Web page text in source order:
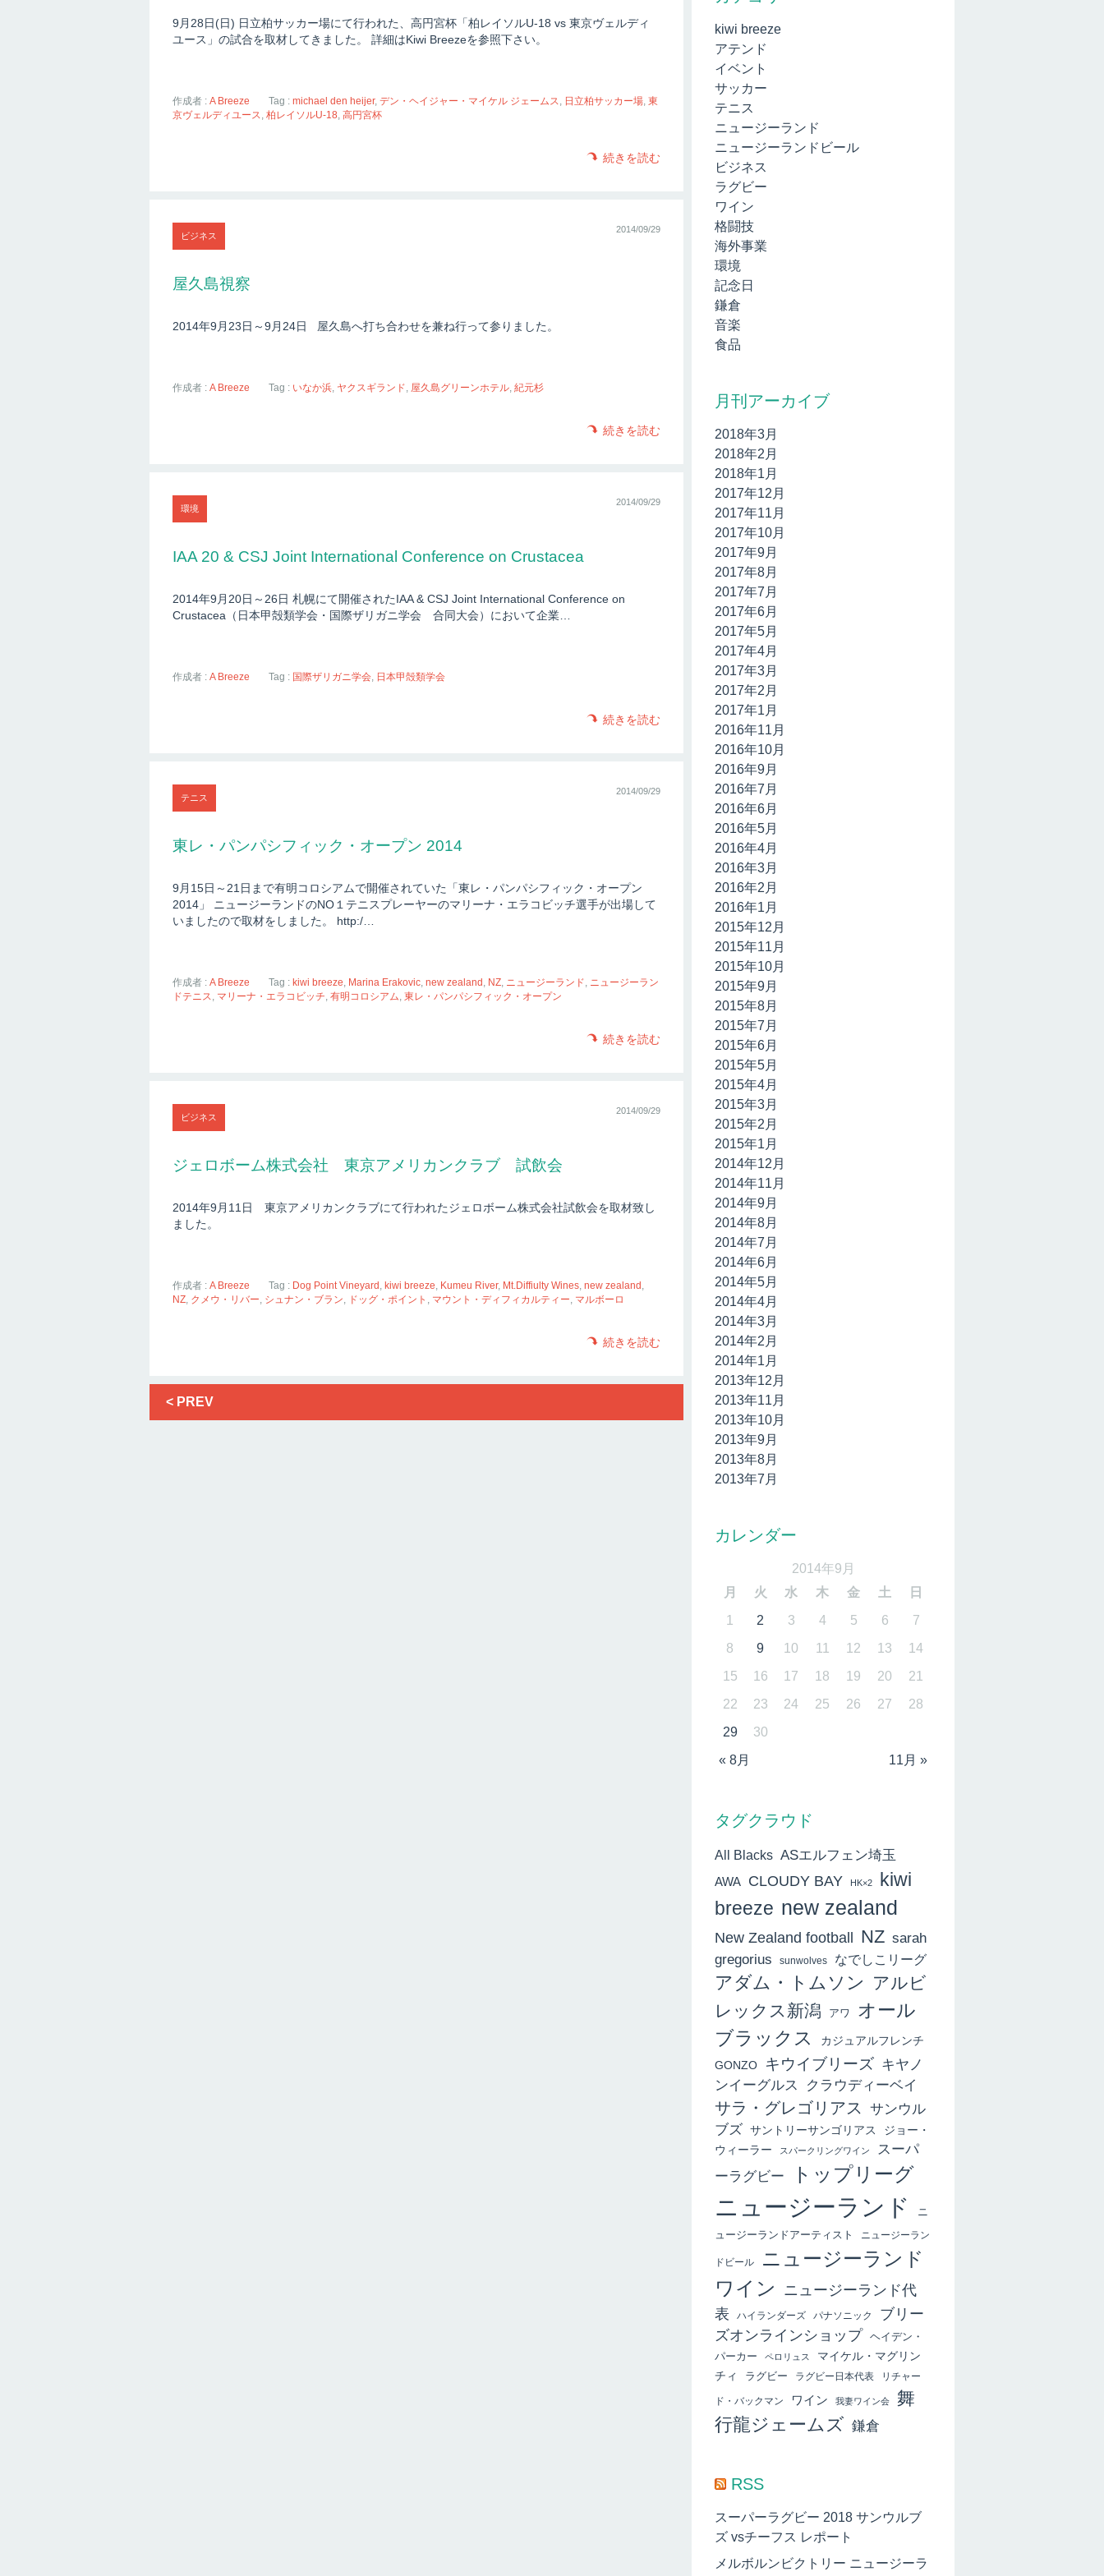
9月28日(日) 日立柏サッカー場にて行われた、高円宮杯「柏レイソルU-18 vs 東京ヴェルディ
ユース」の試合を取材してきました。 詳細はKiwi Breezeを参照下さい。
作成者 : A Breeze Tag :michael den heijer,デン・ヘイジャー・マイケル ジェームス 日立柏サッカー場 ,東
京ヴェルディユース
柏レイソルU-18 高円宮杯
続きを読む
ビジネス
2014/09/29
屋久島視察
2014年9月23日～9月24日 屋久島へ打ち合わせを兼ね行って参りました。
作成者 : A Breeze Tag : いなか浜 ヤクスギランド 屋久島グリーンホテル ,紀元杉
続きを読む
環境
2014/09/29
IAA 20 & CSJ Joint International Conference on Crustacea
2014年9月20日～26日 札幌にて開催されたIAA & CSJ Joint International Conference on
Crustacea（日本甲殻類学会・国際ザリガニ学会 合同大会）において企業…
作成者 : A Breeze Tag : 国際ザリガニ学会 日本甲殻類学会
続きを読む
テニス
2014/09/29
東レ・パンパシフィック・オープン 2014
9月15日～21日まで有明コロシアムで開催されていた「東レ・パンパシフィック・オープン
2014」 ニュージーランドのNO１テニスプレーヤーのマリーナ・エラコビッチ選手が出場して
いましたので取材をしました。 http:/…
作成者 : A Breeze Tag : kiwi breeze Marina Erakovic ,new zealand NZ ニュージーランド
ニュージーラン
ドテニス
マリーナ・エラコビッチ 有明コロシアム 東レ・パンパシフィック・オープン
続きを読む
ビジネス
2014/09/29
ジェロボーム株式会社 東京アメリカンクラブ 試飲会
2014年9月11日 東京アメリカンクラブにて行われたジェロボーム株式会社試飲会を取材致し
ました。
作成者 : A Breeze Tag : Dog Point Vineyard kiwi breeze Kumeu River, Mt.Diffiulty Wines ,new zealand
NZ クメウ・リバー シュナン・ブラン ドッグ・ポイント マウント・ディフィカルティー マルボーロ
続きを読む
< PREV
kiwi breeze
アテンド
イベント
サッカー
テニス
ニュージーランド
ニュージーランドビール
ビジネス
ラグビー
ワイン
格闘技
海外事業
環境
記念日
鎌倉
音楽
食品
月刊アーカイブ
2018年3月
2018年2月
2018年1月
2017年12月
2017年11月
2017年10月
2017年9月
2017年8月
2017年7月
2017年6月
2017年5月
2017年4月
2017年3月
2017年2月
2017年1月
2016年11月
2016年10月
2016年9月
2016年7月
2016年6月
2016年5月
2016年4月
2016年3月
2016年2月
2016年1月
2015年12月
2015年11月
2015年10月
2015年9月
2015年8月
2015年7月
2015年6月
2015年5月
2015年4月
2015年3月
2015年2月
2015年1月
2014年12月
2014年11月
2014年9月
2014年8月
2014年7月
2014年6月
2014年5月
2014年4月
2014年3月
2014年2月
2014年1月
2013年12月
2013年11月
2013年10月
2013年9月
2013年8月
2013年7月
カレンダー
2014年9月
月
火 水 木 金 土 日
« 8月 11月 »
1 2 3 4 5 6
7
8
9 10 11 12 13
14
15
16 17 18 19 20
21
22
23 24 25 26 27
28
29
30
タグクラウド
All Blacks ASエルフェン埼玉
AWA CLOUDY BAY HK×2
kiwi
breeze new zealand
New Zealand football NZ sarah
gregorius
sunwolves なでしこリーグ
アダム・トムソン
アルビ
レックス新潟
アワ
オール
ブラックス
カジュアルフレンチ
GONZO
キウイブリーズ キヤノ
ンイーグルス
クラウディーベイ
サラ・グレゴリアス
サンウル
ブズ サントリーサンゴリアス
ジョー・
ウィーラー
スパークリングワイン
スーパ
ーラグビー
トップリーグ
ニュージーランド
ニ
ュージーランドアーティスト
ニュージーラン
ドビール
ニュージーランド
ワイン
ニュージーランド代
表
ハイランダーズ パナソニック
ブリー
ズオンラインショップ ヘイデン・
パーカー
ペロリュス
マイケル・マグリン
チィ
ラグビー ラグビー日本代表 リチャー
ド・バックマン ワイン 我妻ワイン会
舞
行龍ジェームズ 鎌倉
RSS
スーパーラグビー 2018 サンウルブ
ズ vsチーフス レポート
メルボルンビクトリー ニュージーラ